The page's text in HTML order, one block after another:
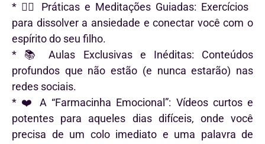
* 🧘‍♀️ Práticas e Meditações Guiadas: Exercícios
para dissolver a ansiedade e conectar você com o
espírito do seu filho.
* 📚 Aulas Exclusivas e Inéditas: Conteúdos
profundos que não estão (e nunca estarão) nas
redes sociais.
* ❤️ A “Farmacinha Emocional”: Vídeos curtos e
potentes para aqueles dias difíceis, onde você
precisa de um colo imediato e uma palavra de